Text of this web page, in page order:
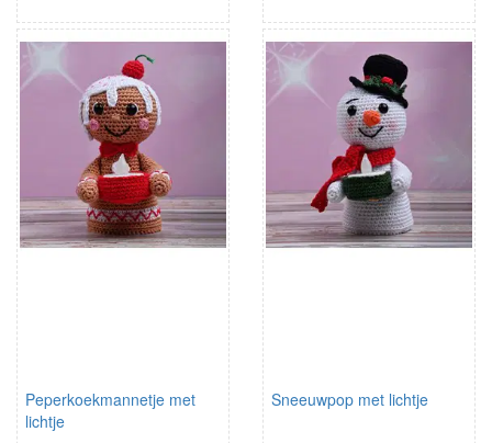
Peperkoekmannetje met
lichtje
Sneeuwpop met lichtje